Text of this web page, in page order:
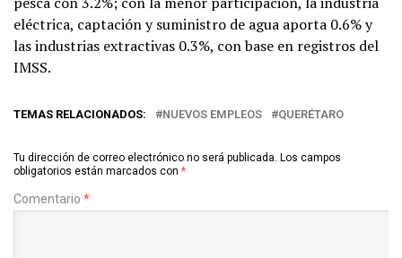
eléctrica, captación y suministro de agua aporta 0.6% y
las industrias extractivas 0.3%, con base en registros del
IMSS.
TEMAS RELACIONADOS: NUEVOS EMPLEOS QUERÉTARO
Tu dirección de correo electrónico no será publicada. Los campos
obligatorios están marcados con *
Comentario *